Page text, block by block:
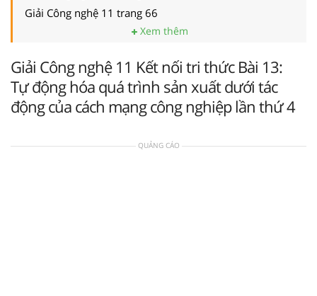
Giải Công nghệ 11 trang 66
Xem thêm
Giải Công nghệ 11 Kết nối tri thức Bài 13:
Tự động hóa quá trình sản xuất dưới tác
động của cách mạng công nghiệp lần thứ 4
QUẢNG CÁO